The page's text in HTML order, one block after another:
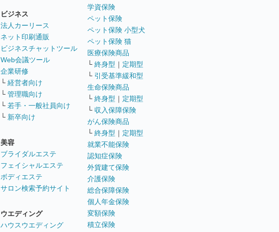
ビジネス
法人カーリース
ネット印刷通販
ビジネスチャットツール
Web会議ツール
企業研修
└ 経営者向け
└ 管理職向け
└ 若手・一般社員向け
└ 新卒向け
美容
ブライダルエステ
フェイシャルエステ
ボディエステ
サロン検索予約サイト
ウエディング
ハウスウエディング
学資保険
ペット保険
ペット保険 小型犬
ペット保険 猫
医療保険商品
└ 終身型 ｜ 定期型
└ 引受基準緩和型
生命保険商品
└ 終身型 ｜ 定期型
└ 収入保障保険
がん保険商品
└ 終身型 ｜ 定期型
就業不能保険
認知症保険
外貨建て保険
介護保険
総合保障保険
個人年金保険
変額保険
積立保険